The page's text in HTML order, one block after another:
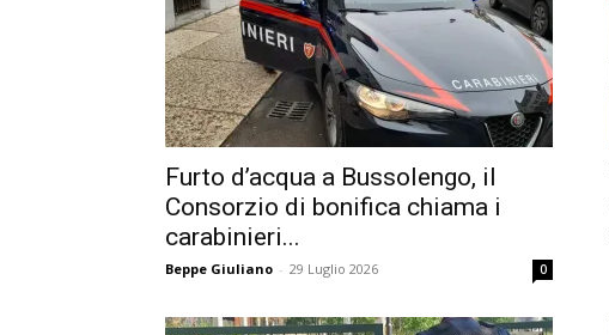
Furto d’acqua a Bussolengo, il
Consorzio di bonifica chiama i
carabinieri...
Beppe Giuliano - 29 Luglio 2026 0